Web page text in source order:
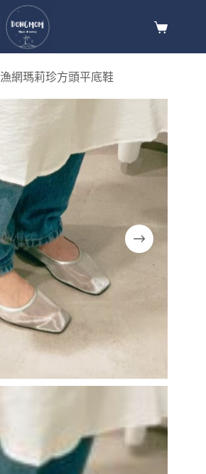
漁網瑪莉珍方頭平底鞋